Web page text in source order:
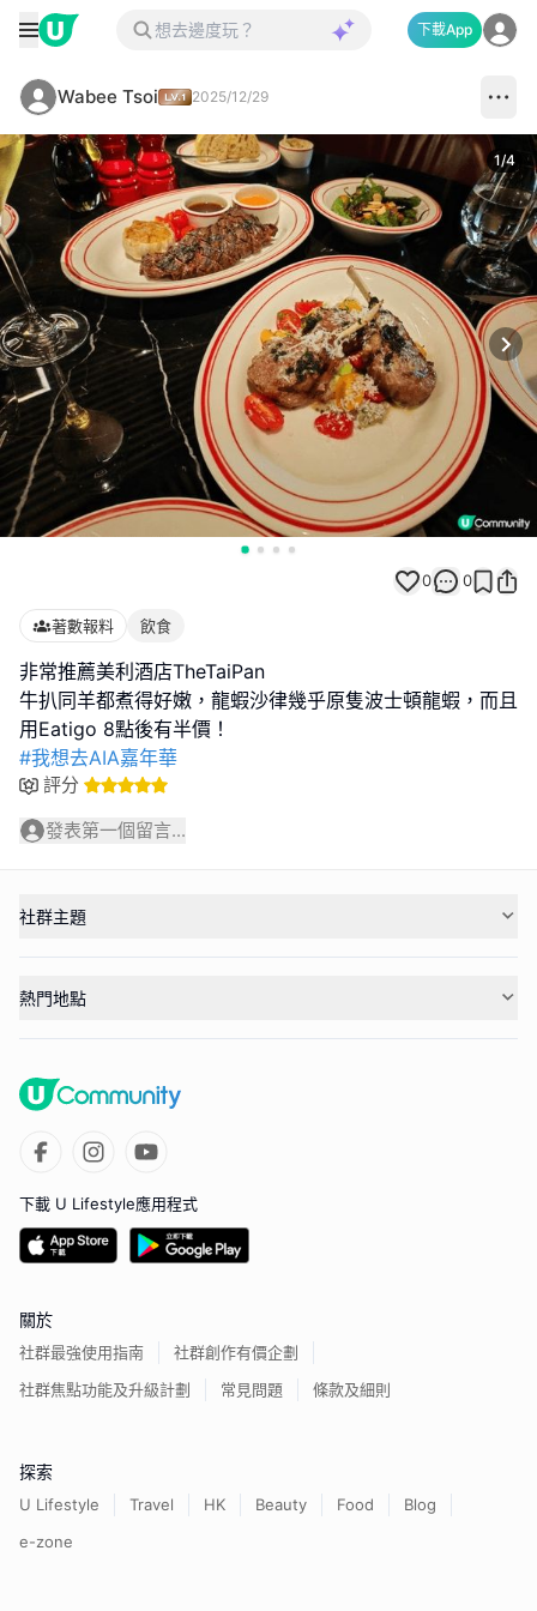
下載App
Wabee Tsoi 2025/12/29
1/4
0 0
著數報料 飲食
非常推薦美利酒店TheTaiPan
牛扒同羊都煮得好嫩，龍蝦沙律幾乎原隻波士頓龍蝦，而且
#我想去AIA嘉年華
評分
發表第一個留言...
社群主題
熱門地點
下載 U Lifestyle應用程式
關於
社群最強使用指南
社群創作有價企劃
社群焦點功能及升級計劃
常見問題 條款及細則
探索
U Lifestyle Travel HK Beauty Food
Blog
e-zone